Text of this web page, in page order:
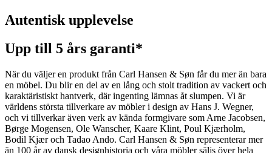
Autentisk upplevelse
Upp till 5 års garanti*
När du väljer en produkt från Carl Hansen & Søn får du mer än bara
en möbel. Du blir en del av en lång och stolt tradition av vackert och
karaktäristiskt hantverk, där ingenting lämnas åt slumpen. Vi är
världens största tillverkare av möbler i design av Hans J. Wegner,
och vi tillverkar även verk av kända formgivare som Arne Jacobsen,
Børge Mogensen, Ole Wanscher, Kaare Klint, Poul Kjærholm,
Bodil Kjær och Tadao Ando. Carl Hansen & Søn representerar mer
än 100 år av dansk designhistoria och våra möbler säljs över hela